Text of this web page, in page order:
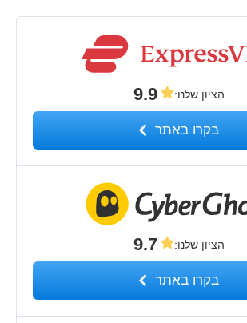
הציון שלנו:
9.9
בקרו באתר
הציון שלנו:
9.7
בקרו באתר